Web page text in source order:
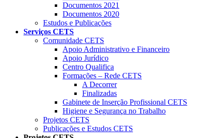
Documentos 2021
Documentos 2020
Estudos e Publicações
Serviços CETS
Comunidade CETS
Apoio Administrativo e Financeiro
Apoio Jurídico
Centro Qualifica
Formações – Rede CETS
A Decorrer
Finalizadas
Gabinete de Inserção Profissional CETS
Higiene e Segurança no Trabalho
Projetos CETS
Publicações e Estudos CETS